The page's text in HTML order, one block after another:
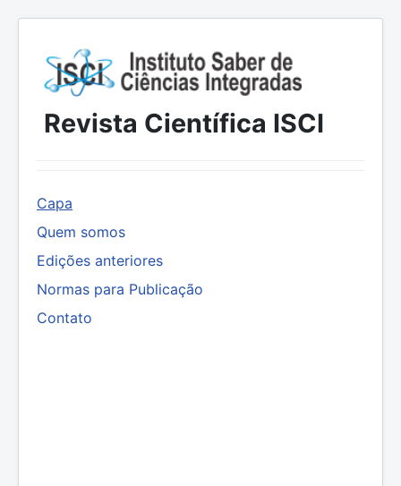
Revista Científica ISCI
Capa
Quem somos
Edições anteriores
Normas para Publicação
Contato